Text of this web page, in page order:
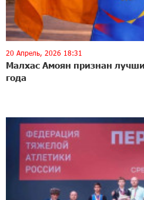
20 Апрель, 2026 18:31
Малхас Амоян признан
года